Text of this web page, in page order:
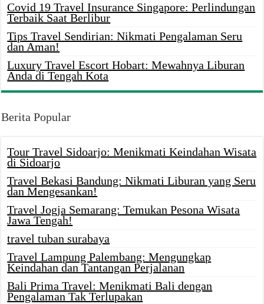
Covid 19 Travel Insurance Singapore: Perlindungan
Terbaik Saat Berlibur
Tips Travel Sendirian: Nikmati Pengalaman Seru
dan Aman!
Luxury Travel Escort Hobart: Mewahnya Liburan
Anda di Tengah Kota
Berita Popular
Tour Travel Sidoarjo: Menikmati Keindahan Wisata
di Sidoarjo
Travel Bekasi Bandung: Nikmati Liburan yang Seru
dan Mengesankan!
Travel Jogja Semarang: Temukan Pesona Wisata
Jawa Tengah!
travel tuban surabaya
Travel Lampung Palembang: Mengungkap
Keindahan dan Tantangan Perjalanan
Bali Prima Travel: Menikmati Bali dengan
Pengalaman Tak Terlupakan